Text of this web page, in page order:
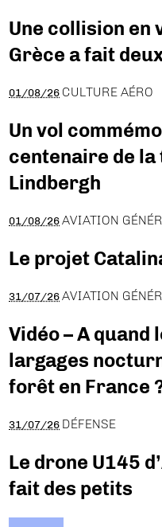
Une collision en
Grèce a fait
01/08/26 CULTURE AÉRO
Un vol
centenaire de
Lindbergh
01/08/26 AVIATION
Le projet
31/07/26 AVIATION
Vidéo – A
largages
forêt en France
31/07/26 DÉFENSE
Le drone U145
fait des petits